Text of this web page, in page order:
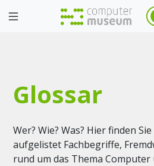
Glossar
Wer? Wie? Was? Hier finden
aufgelistet Fachbegriffe,
rund um das Thema Computer